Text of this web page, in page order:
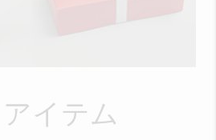
イテム